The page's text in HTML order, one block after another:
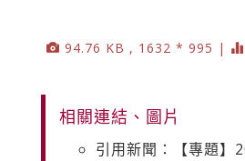
94.76 KB , 1632 * 995 |
相關連結、圖片
引用新聞：【專題】